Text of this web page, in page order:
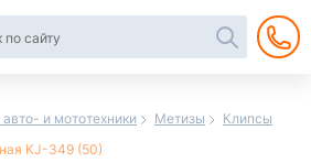
и мототехники Метизы
Клипсы
KJ-349 (50)